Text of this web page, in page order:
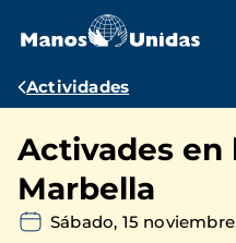
contenido
Ruta
navegación
Actividades
Activades en
Marbella
Sábado, 15